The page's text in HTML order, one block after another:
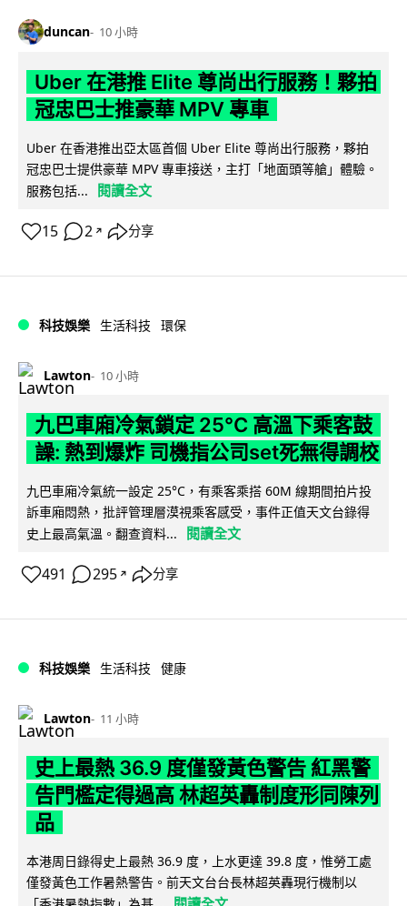
duncan 10 小時
Uber 在港推 Elite 尊尚出行服務！夥拍
冠忠巴士推豪華 MPV 專車
Uber 在香港推出亞太區首個 Uber Elite 尊尚出行服務，夥拍
冠忠巴士提供豪華 MPV 專車接送，主打「地面頭等艙」體驗。
服務包括...
閱讀全文
15 2 ↗ 分享
科技娛樂 生活科技 環保
Lawton 10 小時
九巴車廂冷氣鎖定 25°C 高溫下乘客鼓
譟: 熱到爆炸 司機指公司set死無得調校
九巴車廂冷氣統一設定 25°C，有乘客乘搭 60M 線期間拍片投
訴車廂悶熱，批評管理層漠視乘客感受，事件正值天文台錄得
史上最高氣溫。翻查資料...
閱讀全文
491 295 ↗ 分享
科技娛樂 生活科技 健康
Lawton 11 小時
史上最熱 36.9 度僅發黃色警告 紅黑警
告門檻定得過高 林超英轟制度形同陳列
品
本港周日錄得史上最熱 36.9 度，上水更達 39.8 度，惟勞工處
僅發黃色工作暑熱警告。前天文台台長林超英轟現行機制以